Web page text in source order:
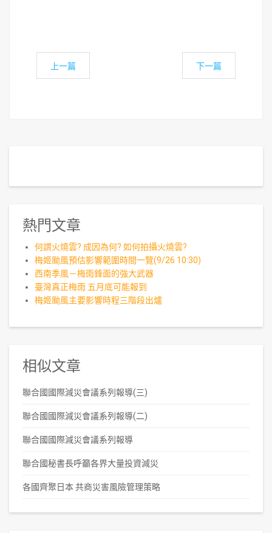
上一篇 下一篇
熱門文章
何謂火燒雲? 成因為何? 如何拍攝火燒雲?
梅姬颱風預估影響範圍時間一覽(9/26 10:30)
西南季風－梅雨鋒面的強大武器
臺灣真正梅雨 五月底可能報到
梅姬颱風主要影響時程三階段出爐
相似文章
聯合國國際減災會議系列報導(三)
聯合國國際減災會議系列報導(二)
聯合國國際減災會議系列報導
聯合國秘書長呼籲各界大量投資減災
各國齊聚日本 共商災害風險管理策略